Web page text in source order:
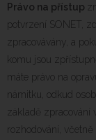
Právo na přístup
potvrzení SONET,
zpracovávány, a
komu jsou
máte právo na
námitku, odkud
základě zpracování
rozhodování,